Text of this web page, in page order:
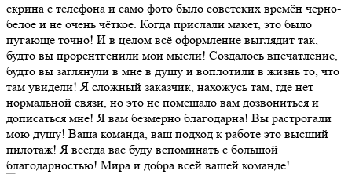
скрина с телефона и само фото было советских времён черно-
белое и не очень чёткое. Когда прислали макет, это было
пугающе точно! И в целом всё оформление выглядит так,
будто вы прорентгенили мои мысли! Создалось впечатление,
будто вы заглянули в мне в душу и воплотили в жизнь то, что
там увидели! Я сложный заказчик, нахожусь там, где нет
нормальной связи, но это не помешало вам дозвониться и
дописаться мне! Я вам безмерно благодарна! Вы растрогали
мою душу! Ваша команда, ваш подход к работе это высший
пилотаж! Я всегда вас буду вспоминать с большой
благодарностью! Мира и добра всей вашей команде!